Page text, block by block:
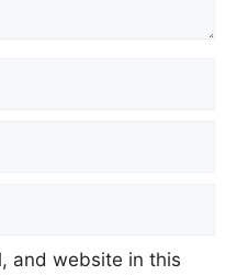
and website in this